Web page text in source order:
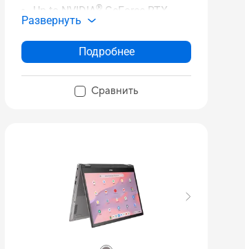
Up to NVIDIA ® GeForce RTX
3050 GPU
Up to 14'' 2.8K 90 Hz OLED
NanoEdge display
Up to 16 GB memory
Military-Grade durability
Развернуть
Подробнее
Сравнить